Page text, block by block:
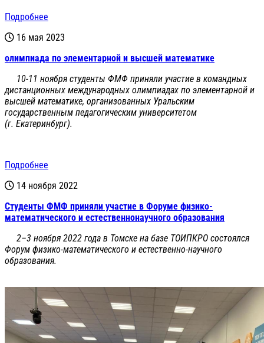
Подробнее
16 мая 2023
олимпиада по элементарной и высшей математике
10-11 ноября студенты ФМФ приняли участие в командных
дистанционных международных олимпиадах по элементарной и
высшей математике, организованных Уральским
государственным педагогическим университетом
(г. Екатеринбург).
Подробнее
14 ноября 2022
Студенты ФМФ приняли участие в Форуме физико-
математического и естественнонаучного образования
2–3 ноября 2022 года в Томске на базе ТОИПКРО состоялся
Форум физико-математического и естественно-научного
образования.